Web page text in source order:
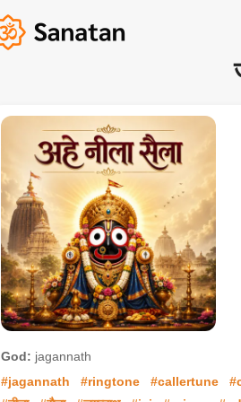
God: jagannath
#jagannath
#ringtone #callertune